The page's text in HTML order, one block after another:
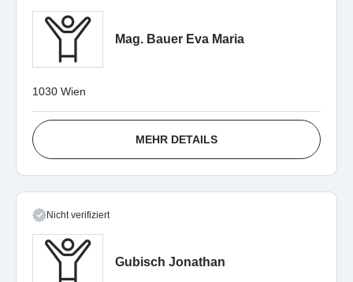
Mag. Bauer Eva Maria
1030 Wien
MEHR DETAILS
Nicht verifiziert
Gubisch Jonathan